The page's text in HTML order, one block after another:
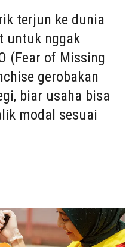
terjun ke dunia
untuk nggak
(Fear of Missing
gerobakan
biar usaha bisa
modal sesuai